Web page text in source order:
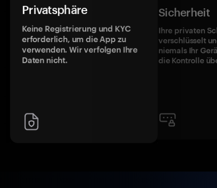
Privatsphäre
Keine Registrierung und KYC
erforderlich, um die App zu
verwenden. Wir verfolgen Ihre
Daten nicht.
Sicherheit
Ihre privaten
verschlüsselt
niemals Ihr
die Kontrolle